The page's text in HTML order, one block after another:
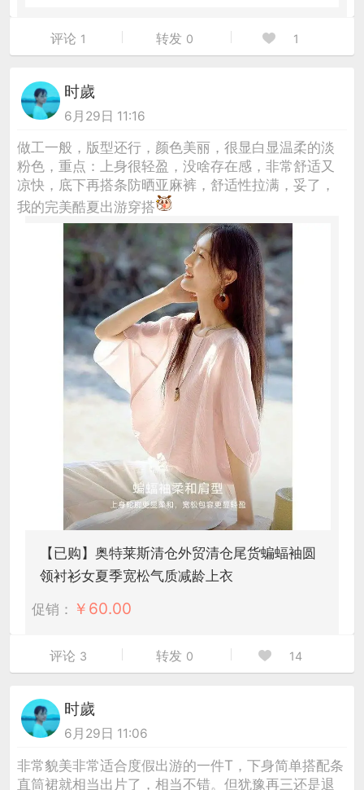
评论 1 转发 0 1
时歲
6月29日 11:16
做工一般，版型还行，颜色美丽，很显白显温柔的淡
粉色，重点：上身很轻盈，没啥存在感，非常舒适又
凉快，底下再搭条防晒亚麻裤，舒适性拉满，妥了，
我的完美酷夏出游穿搭
【已购】奥特莱斯清仓外贸清仓尾货蝙蝠袖圆
领衬衫女夏季宽松气质减龄上衣
促销： ￥ 60.00
评论 3 转发 0 14
时歲
6月29日 11:06
非常貌美非常适合度假出游的一件T，下身简单搭配条
直筒裙就相当出片了，相当不错。但犹豫再三还是退